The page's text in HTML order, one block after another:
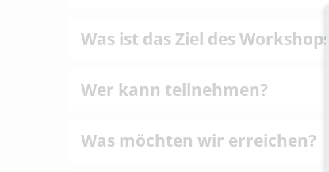
Was ist das Ziel des Workshops?
Wer kann teilnehmen?
Was möchten wir erreichen?